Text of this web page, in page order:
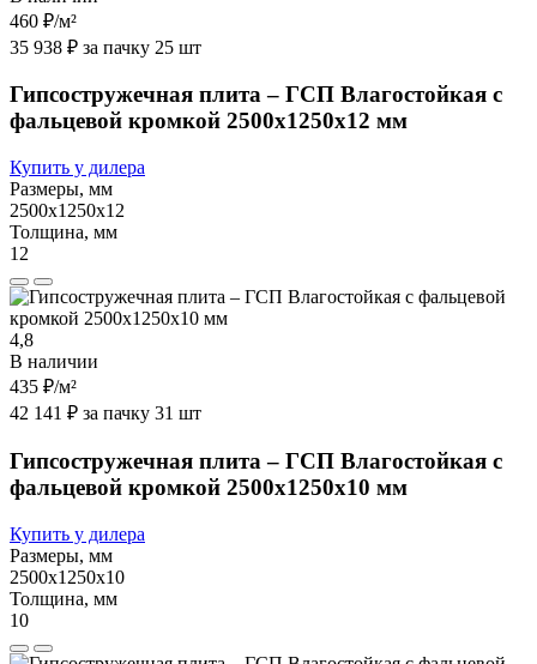
460 ₽/м²
35 938 ₽ за пачку 25 шт
Гипсостружечная плита – ГСП Влагостойкая с
фальцевой кромкой 2500х1250х12 мм
Купить у дилера
Размеры, мм
2500х1250х12
Толщина, мм
12
4,8
В наличии
435 ₽/м²
42 141 ₽ за пачку 31 шт
Гипсостружечная плита – ГСП Влагостойкая с
фальцевой кромкой 2500х1250х10 мм
Купить у дилера
Размеры, мм
2500х1250х10
Толщина, мм
10